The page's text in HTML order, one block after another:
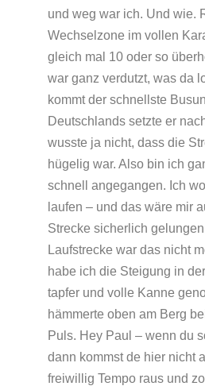
und weg war ich. Und wie.
Wechselzone im vollen
gleich mal 10 oder so
war ganz verdutzt, was da
kommt der schnellste
Deutschlands setzte er
wusste ja nicht, dass die
hügelig war. Also bin ich
schnell angegangen. Ich
laufen – und das wäre mir
Strecke sicherlich
Laufstrecke war das nicht
habe ich die Steigung in
tapfer und volle Kanne
hämmerte oben am Berg
Puls. Hey Paul – wenn du
dann kommst de hier nicht
freiwillig Tempo raus und